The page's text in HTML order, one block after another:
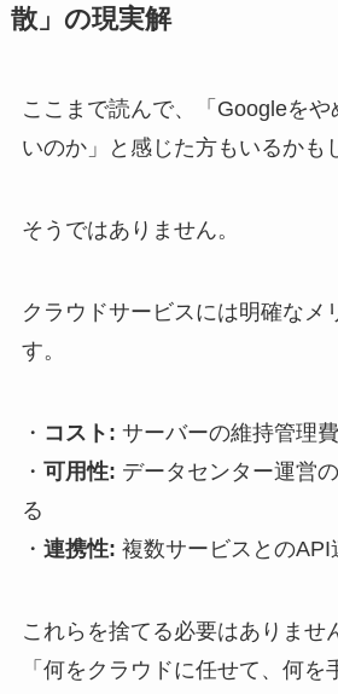
散」の現実解
ここまで読んで、「Googleを
いのか」と感じた方もいるかも
そうではありません。
クラウドサービスには明確なメ
す。
・ コスト: サーバーの維持管理
・ 可用性: データセンター運営
る
・ 連携性: 複数サービスとのAPI
これらを捨てる必要はありませ
「何をクラウドに任せて、何を